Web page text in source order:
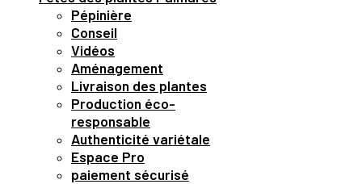
Pépinière
Conseil
Vidéos
Aménagement
Livraison des plantes
Production éco-
responsable
Authenticité variétale
Espace Pro
paiement sécurisé